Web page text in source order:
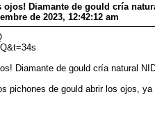
ojos! Diamante de gould cría
de 2023, 12:42:12 am
Diamante de gould cría natural
pichones de gould abrir los ojos,